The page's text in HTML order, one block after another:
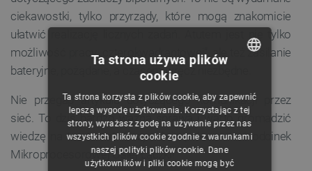
ciekawostki, tylko przyrządy, które mogą znakomicie
ułatwić realizację licznych zadań. Atutem jest nie tylko
możliwość pracy „czterokwadrantowej”, ale też zasilanie
bateryjne, pożądane, a czasem wręcz niezbędne.
Nie przegap artykułu dotyczącego komunikacji przez
sieć. To dziś bardzo ważna sprawa i warto gromadzić
wiedzę na ten temat. Oczywiście polecam też odcinek
Mikroprocesorowej Oślej Łączki!
CZECH
ENGLISH
GERMAN
Ta strona używa plików
cookie
Ta strona korzysta z plików cookie, aby zapewnić
lepszą wygodę użytkowania. Korzystając z tej
strony, wyrażasz zgodę na używanie przez nas
wszystkich plików cookie zgodnie z warunkami
naszej polityki plików cookie. Dane
użytkowników i pliki cookie mogą być